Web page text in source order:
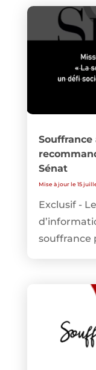
Sénat
Mise à jour le 15
Exclusif -
souffrance